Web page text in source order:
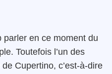
parler en ce moment du
Toutefois l’un des
Cupertino, c’est-à-dire